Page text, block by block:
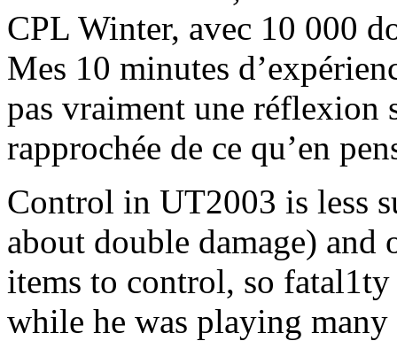
CPL Winter, avec 10 000
Mes 10 minutes
pas vraiment une réflexion
rapprochée de ce qu’en
Control in UT2003 is less
about double damage) and
items to control, so
while he was playing many